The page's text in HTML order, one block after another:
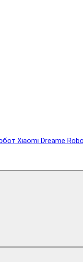
Xiaomi Dreame